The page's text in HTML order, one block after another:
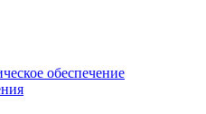
обеспечение